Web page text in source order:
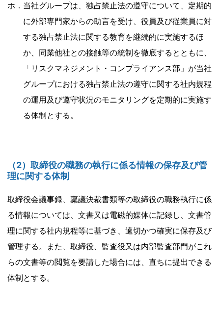
ホ．当社グループは、独占禁止法の遵守について、定期的
に外部専門家からの助言を受け、役員及び従業員に対
する独占禁止法に関する教育を継続的に実施するほ
か、同業他社との接触等の統制を徹底するとともに、
「リスクマネジメント・コンプライアンス部」が当社
グループにおける独占禁止法の遵守に関する社内規程
の運用及び遵守状況のモニタリングを定期的に実施す
る体制とする。
（2）取締役の職務の執行に係る情報の保存及び管
理に関する体制
取締役会議事録、稟議決裁書類等の取締役の職務執行に係
る情報については、文書又は電磁的媒体に記録し、文書管
理に関する社内規程等に基づき、適切かつ確実に保存及び
管理する。また、取締役、監査役又は内部監査部門がこれ
らの文書等の閲覧を要請した場合には、直ちに提出できる
体制とする。